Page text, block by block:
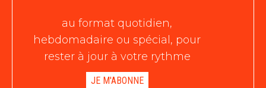
au format quotidien,
hebdomadaire ou spécial, pour
rester à jour à votre rythme
JE M'ABONNE